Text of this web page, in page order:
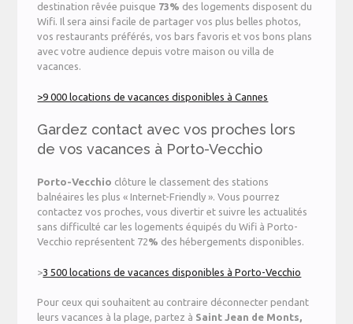
destination rêvée puisque 73% des logements disposent du
Wifi. Il sera ainsi facile de partager vos plus belles photos,
vos restaurants préférés, vos bars favoris et vos bons plans
avec votre audience depuis votre maison ou villa de
vacances.
>9 000 locations de vacances disponibles à Cannes
Gardez contact avec vos proches lors
de vos vacances à Porto-Vecchio
Porto-Vecchio clôture le classement des stations
balnéaires les plus « Internet-Friendly ». Vous pourrez
contactez vos proches, vous divertir et suivre les actualités
sans difficulté car les logements équipés du Wifi à Porto-
Vecchio représentent 72% des hébergements disponibles.
>3 500 locations de vacances disponibles à Porto-Vecchio
Pour ceux qui souhaitent au contraire déconnecter pendant
leurs vacances à la plage, partez à Saint Jean de Monts,